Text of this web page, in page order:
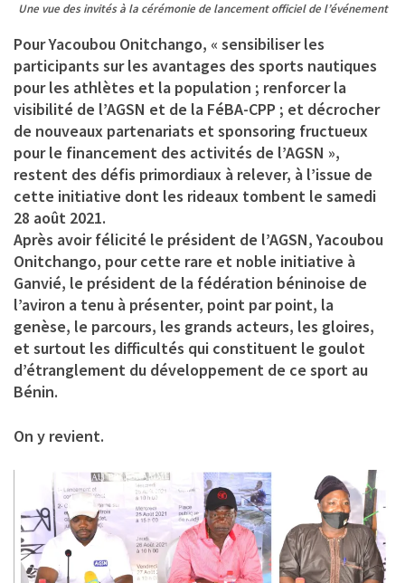
Une vue des invités à la cérémonie de lancement officiel de l’événement
Pour Yacoubou Onitchango, « sensibiliser les
participants sur les avantages des sports nautiques
pour les athlètes et la population ; renforcer la
visibilité de l’AGSN et de la FéBA-CPP ; et décrocher
de nouveaux partenariats et sponsoring fructueux
pour le financement des activités de l’AGSN »,
restent des défis primordiaux à relever, à l’issue de
cette initiative dont les rideaux tombent le samedi
28 août 2021.
Après avoir félicité le président de l’AGSN, Yacoubou
Onitchango, pour cette rare et noble initiative à
Ganvié, le président de la fédération béninoise de
l’aviron a tenu à présenter, point par point, la
genèse, le parcours, les grands acteurs, les gloires,
et surtout les difficultés qui constituent le goulot
d’étranglement du développement de ce sport au
Bénin.
On y revient.